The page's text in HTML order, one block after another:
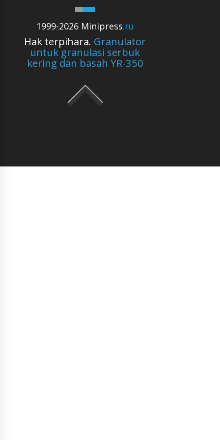
1999-2026 Minipress.ru
Hak terpihara. Granulator
untuk granulasi serbuk
kering dan basah YR-350